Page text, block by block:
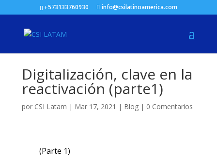
+573133760930 info@csilatinoamerica.com
Digitalización, clave en la
reactivación (parte1)
por CSI Latam | Mar 17, 2021 | Blog| 0 Comentarios
(Parte 1)